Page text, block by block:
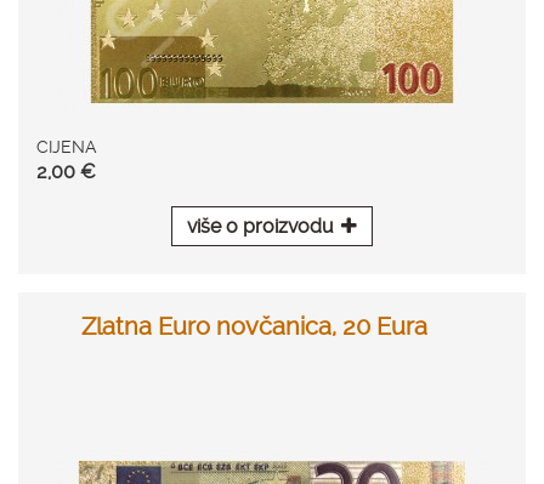
CIJENA
2,00 €
više o proizvodu
Zlatna Euro novčanica, 20 Eura